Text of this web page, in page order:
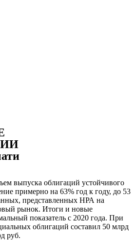
выпуска облигаций устойчивого
примерно на 63% год к году, до 53
представленных НРА на
рынок. Итоги и новые
показатель с 2020 года. При
облигаций составил 50 млрд
руб.